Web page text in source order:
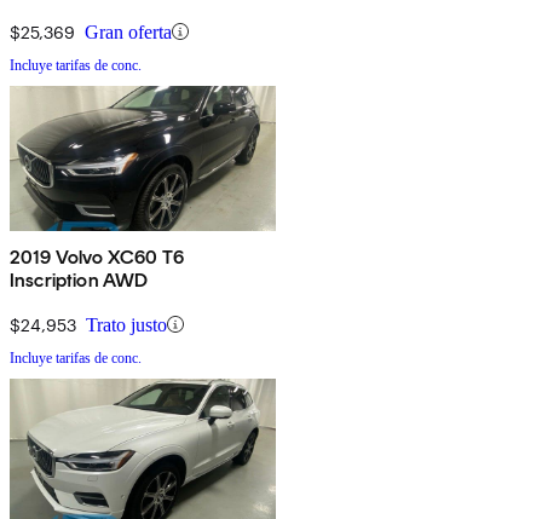
$25,369 Gran oferta
Incluye tarifas de conc.
2019 Volvo XC60 T6
Inscription AWD
$24,953 Trato justo
Incluye tarifas de conc.